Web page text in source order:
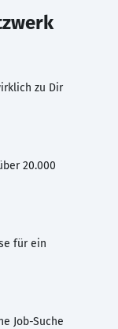
zu Dir
20.000
für ein
Job-Suche